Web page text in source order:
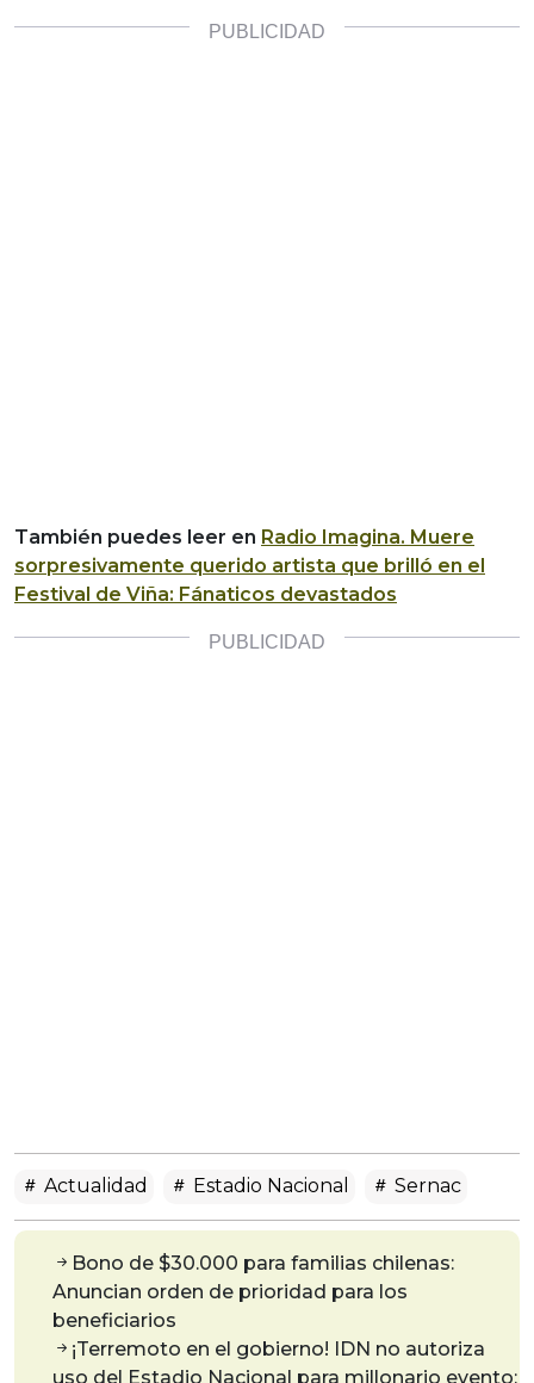
También puedes leer en Radio Imagina. Muere
sorpresivamente querido artista que brilló en el
Festival de Viña: Fánaticos devastados
Actualidad Estadio Nacional Sernac
Bono de $30.000 para familias chilenas:
Anuncian orden de prioridad para los
beneficiarios
¡Terremoto en el gobierno! IDN no autoriza
uso del Estadio Nacional para millonario evento: